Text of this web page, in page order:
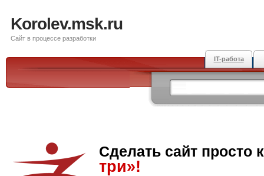
Korolev.msk.ru
Сайт в процессе разработки
IT-работа
Сделать сайт просто
три»!